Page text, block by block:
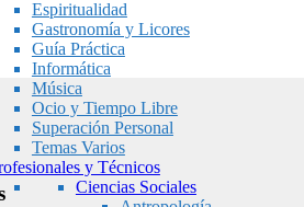
Espiritualidad
Gastronomía y Licores
Guía Práctica
Informática
Música
Ocio y Tiempo Libre
Superación Personal
Temas Varios
y Técnicos
Ciencias Sociales